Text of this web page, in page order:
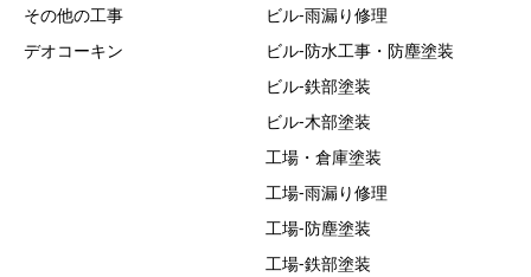
その他の工事
デオコーキン
ビル‐雨漏り修理
ビル‐防水工事・防塵塗装
ビル‐鉄部塗装
ビル‐木部塗装
工場・倉庫塗装
工場‐雨漏り修理
工場‐防塵塗装
工場‐鉄部塗装